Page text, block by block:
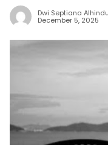
Dwi Septiana
December 5, 2025